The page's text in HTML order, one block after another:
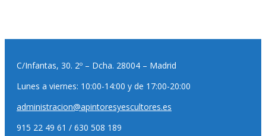
C/Infantas, 30. 2º – Dcha. 28004 – Madrid
Lunes a viernes: 10:00-14:00 y de 17:00-20:00
administracion@apintoresyescultores.es
915 22 49 61 / 630 508 189